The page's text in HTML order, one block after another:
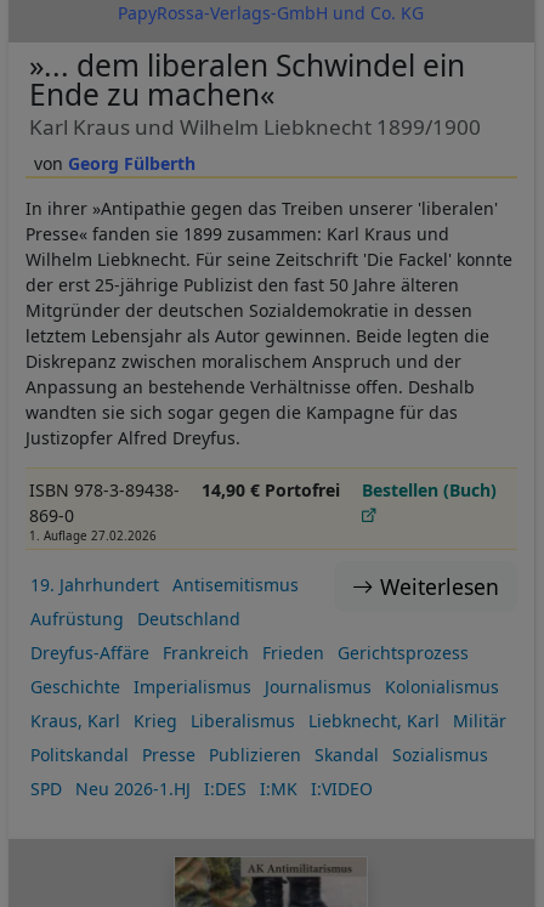
PapyRossa-Verlags-GmbH und Co. KG
Georg Fülberth
»... dem liberalen Schwindel ein
Ende zu machen«
Karl Kraus und Wilhelm Liebknecht 1899/1900
In ihrer »Antipathie gegen das Treiben unserer 'liberalen'
Presse« fanden sie 1899 zusammen: Karl Kraus und
Wilhelm Liebknecht. Für seine Zeitschrift 'Die Fackel' konnte
der erst 25-jährige Publizist den fast 50 Jahre älteren
Mitgründer der deutschen Sozialdemokratie in dessen
letztem Lebensjahr als Autor gewinnen. Beide legten die
Diskrepanz zwischen moralischem Anspruch und der
Anpassung an bestehende Verhältnisse offen. Deshalb
wandten sie sich sogar gegen die Kampagne für das
Justizopfer Alfred Dreyfus.
ISBN 978-3-89438-
869-0
1. Auflage 27.02.2026
14,90 € Portofrei Bestellen (Buch)
Weiterlesen
19. Jahrhundert
Antisemitismus
Aufrüstung
Deutschland
Dreyfus-Affäre
Frankreich Frieden
Gerichtsprozess
Geschichte
Imperialismus Journalismus
Kolonialismus
Kraus, Karl
Krieg Liberalismus Liebknecht, Karl
Militär
Politskandal
Presse Publizieren Skandal
Sozialismus
SPD
Neu 2026-1.HJ I:DES I:MK I:VIDEO